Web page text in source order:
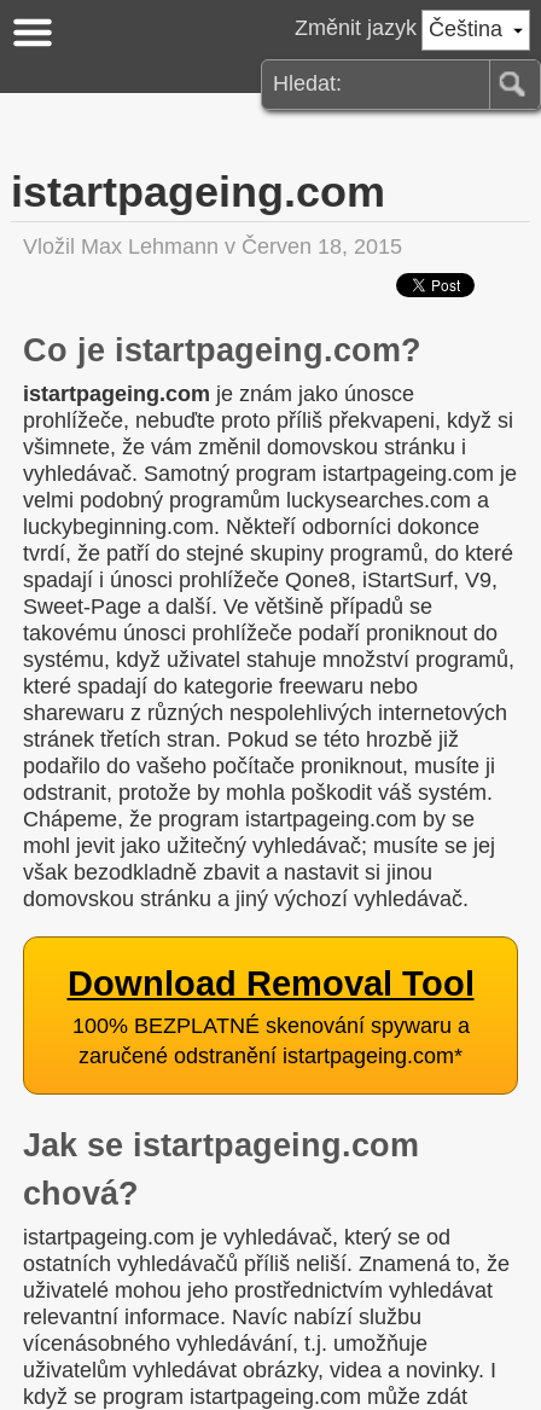
Čeština
Změnit jazyk
istartpageing.com
Vložil Max Lehmann v Červen 18, 2015
Co je istartpageing.com?
istartpageing.com je znám jako únosce
prohlížeče, nebuďte proto příliš překvapeni, když si
všimnete, že vám změnil domovskou stránku i
vyhledávač. Samotný program istartpageing.com je
velmi podobný programům luckysearches.com a
luckybeginning.com. Někteří odborníci dokonce
tvrdí, že patří do stejné skupiny programů, do které
spadají i únosci prohlížeče Qone8, iStartSurf, V9,
Sweet-Page a další. Ve většině případů se
takovému únosci prohlížeče podaří proniknout do
systému, když uživatel stahuje množství programů,
které spadají do kategorie freewaru nebo
sharewaru z různých nespolehlivých internetových
stránek třetích stran. Pokud se této hrozbě již
podařilo do vašeho počítače proniknout, musíte ji
odstranit, protože by mohla poškodit váš systém.
Chápeme, že program istartpageing.com by se
mohl jevit jako užitečný vyhledávač; musíte se jej
však bezodkladně zbavit a nastavit si jinou
domovskou stránku a jiný výchozí vyhledávač.
Download Removal Tool
100% BEZPLATNÉ skenování spywaru a
zaručené odstranění istartpageing.com*
Jak se istartpageing.com
chová?
istartpageing.com je vyhledávač, který se od
ostatních vyhledávačů příliš neliší. Znamená to, že
uživatelé mohou jeho prostřednictvím vyhledávat
relevantní informace. Navíc nabízí službu
vícenásobného vyhledávání, t.j. umožňuje
uživatelům vyhledávat obrázky, videa a novinky. I
když se program istartpageing.com může zdát